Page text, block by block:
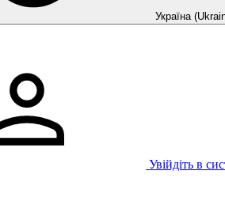
Україна
Увійдіть в